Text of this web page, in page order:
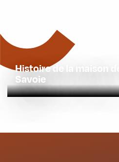
Histoire de la maison de
Savoie